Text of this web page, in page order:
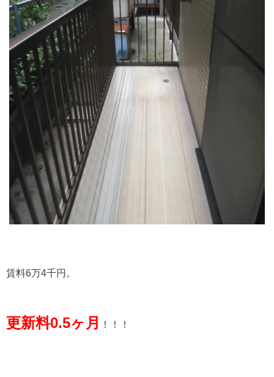
賃料6万4千円。
更新料0.5ヶ月 ！！！